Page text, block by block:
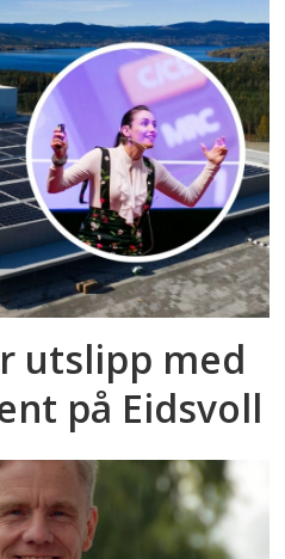
utslipp med
på Eidsvoll